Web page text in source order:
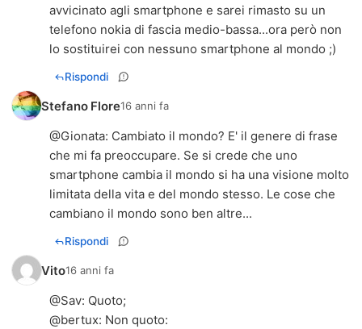
avvicinato agli smartphone e sarei rimasto su un
telefono nokia di fascia medio-bassa...ora però non
lo sostituirei con nessuno smartphone al mondo ;)
Rispondi
Stefano Flore16 anni fa
@Gionata: Cambiato il mondo? E' il genere di frase
che mi fa preoccupare. Se si crede che uno
smartphone cambia il mondo si ha una visione molto
limitata della vita e del mondo stesso. Le cose che
cambiano il mondo sono ben altre...
Rispondi
Vito16 anni fa
@Sav: Quoto;
@bertux: Non quoto: